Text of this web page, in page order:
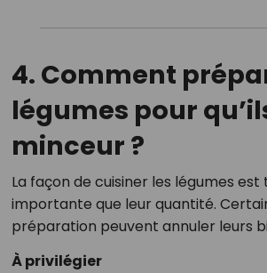
4. Comment
légumes pour
minceur ?
La façon de cuisiner les légumes est
importante que leur quantité.
préparation peuvent annuler leurs
À privilégier